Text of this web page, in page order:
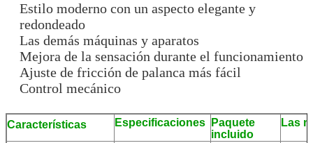
Estilo moderno con un aspecto elegante y
redondeado
Las demás máquinas y aparatos
Mejora de la sensación durante el funcionamiento
Ajuste de fricción de palanca más fácil
Control mecánico
Características Especificaciones
Paquete
incluido
Las